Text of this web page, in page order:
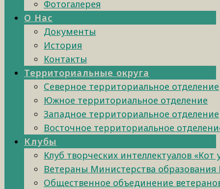
Фотогалерея
О Нас
Документы
История
Контакты
Территориальные округа
Северное территориальное отделение
Южное территориальное отделение
Западное территориальное отделение
Восточное территориальное
Клубы
Клуб творческих интеллектуалов «Кот
Ветераны Министерства образования
Общественное объединение